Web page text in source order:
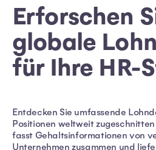
Erforschen
globale
für Ihre HR-
Entdecken Sie umfassende
Positionen weltweit
fasst Gehaltsinformationen von
Unternehmen zusammen und